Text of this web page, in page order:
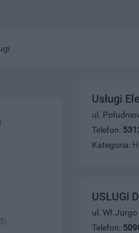
Usługi
ul.
Telefon:
Kategoria:
USŁUGI
ul.
Telefon: